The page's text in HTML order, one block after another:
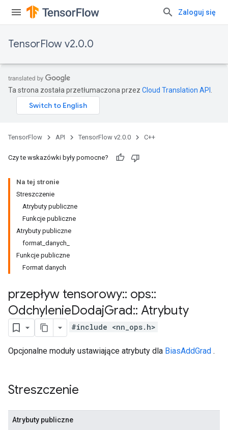
Zaloguj się
TensorFlow v2.0.0
Ta strona została przetłumaczona przez Cloud Translation API
TensorFlow API TensorFlow v2.0.0 C++
Czy te wskazówki były pomocne?
Na tej stronie
Streszczenie
Atrybuty publiczne
Funkcje publiczne
Atrybuty publiczne
format_danych_
Funkcje publiczne
Format danych
przepływ tensorowy:: ops::
OdchylenieDodajGrad:: Atrybuty
#include <nn_ops.h>
Opcjonalne moduły ustawiające atrybuty dla BiasAddGrad .
Streszczenie
Atrybuty publiczne